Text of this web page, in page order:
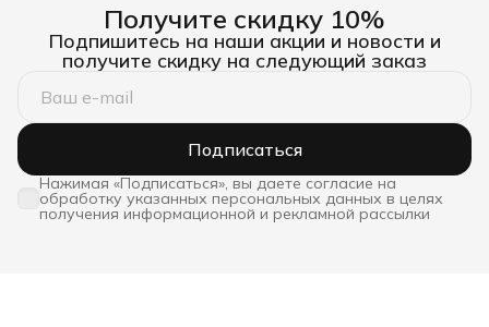
Получите скидку 10%
Подпишитесь на наши акции и новости и
получите скидку на следующий заказ
Подписаться
Нажимая «Подписаться», вы даете согласие на
обработку указанных персональных данных в целях
получения информационной и рекламной рассылки